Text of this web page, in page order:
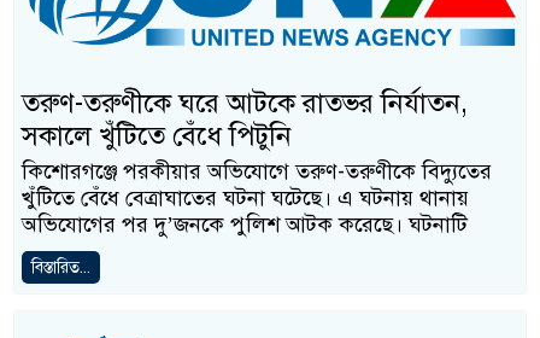
তরুণ-তরুণীকে ঘরে আটকে রাতভর নির্যাতন,
সকালে খুঁটিতে বেঁধে পিটুনি
কিশোরগঞ্জে পরকীয়ার অভিযোগে তরুণ-তরুণীকে বিদ্যুতের
খুঁটিতে বেঁধে বেত্রাঘাতের ঘটনা ঘটেছে। এ ঘটনায় থানায়
অভিযোগের পর দু’জনকে পুলিশ আটক করেছে। ঘটনাটি
বিস্তারিত...